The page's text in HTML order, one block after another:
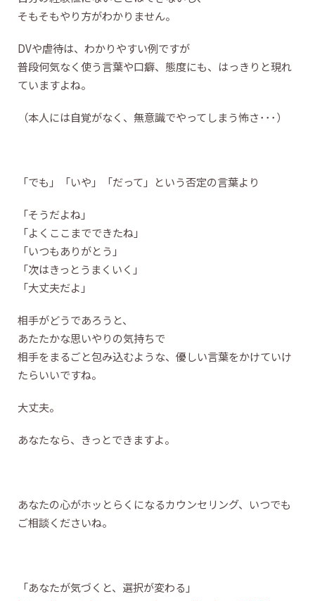
そもそもやり方がわかりません。
DVや虐待は、わかりやすい例ですが
普段何気なく使う言葉や口癖、態度にも、はっきりと現れ
ていますよね。
（本人には自覚がなく、無意識でやってしまう怖さ･･･）
「でも」「いや」「だって」という否定の言葉より
「そうだよね」
「よくここまでできたね」
「いつもありがとう」
「次はきっとうまくいく」
「大丈夫だよ」
相手がどうであろうと、
あたたかな思いやりの気持ちで
相手をまるごと包み込むような、優しい言葉をかけていけ
たらいいですね。
大丈夫。
あなたなら、きっとできますよ。
あなたの心がホッとらくになるカウンセリング、いつでも
ご相談くださいね。
「あなたが気づくと、選択が変わる」